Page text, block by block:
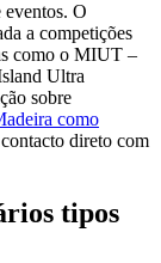
eventos. O
a competições
como o MIUT –
Ultra
sobre
como
direto com
tipos